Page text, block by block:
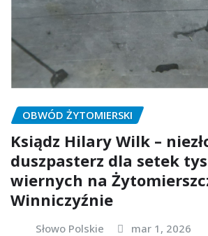
OBWÓD ŻYTOMIERSKI
Ksiądz Hilary Wilk –
duszpasterz dla setek
wiernych na
Winniczyźnie
Słowo Polskie mar 1, 2026